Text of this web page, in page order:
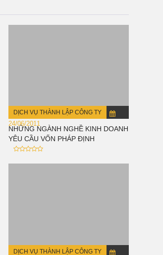
DỊCH VỤ THÀNH LẬP CÔNG TY
24/06/2011
NHỮNG NGÀNH NGHỀ KINH DOANH
YÊU CẦU VỐN PHÁP ĐỊNH
DỊCH VỤ THÀNH LẬP CÔNG TY